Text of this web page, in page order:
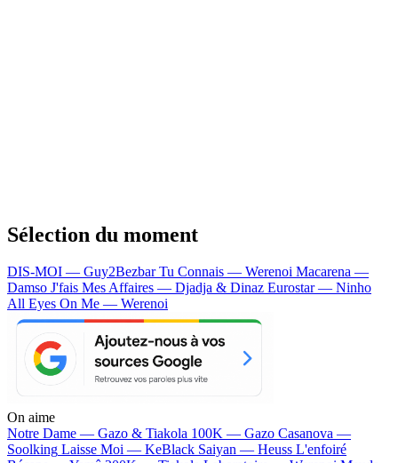
Sélection du moment
DIS-MOI — Guy2BezbarTu Connais — Werenoi Macarena —
Damso J'fais Mes Affaires — Djadja & Dinaz Eurostar — Ninho
All Eyes On Me — Werenoi
On aime
Notre Dame — Gazo & Tiakola 100K — Gazo Casanova —
Soolking Laisse Moi — KeBlack Saiyan — Heuss L'enfoiré